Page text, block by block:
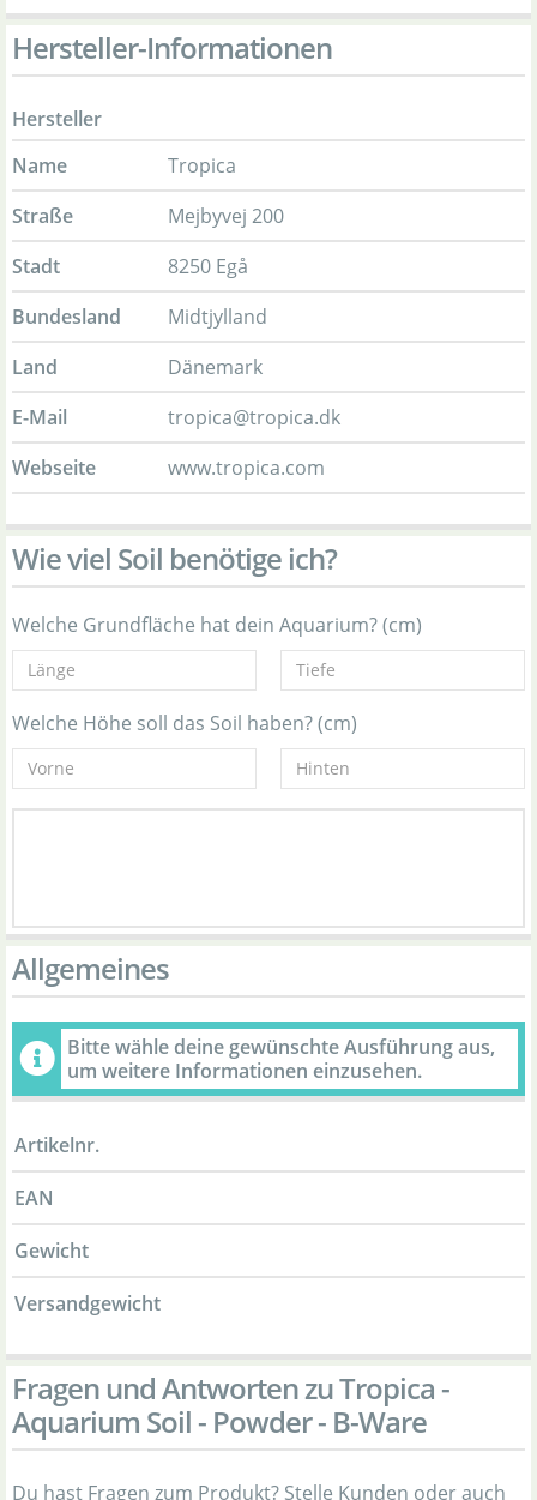
Hersteller-Informationen
Hersteller
Name
Tropica
Straße
Mejbyvej 200
Stadt
8250 Egå
Bundesland
Midtjylland
Land
Dänemark
E-Mail
tropica@tropica.dk
Webseite
www.tropica.com
Wie viel Soil benötige ich?
Welche Grundfläche hat dein Aquarium? (cm)
Welche Höhe soll das Soil haben? (cm)
Allgemeines
Bitte wähle deine gewünschte Ausführung aus,
um weitere Informationen einzusehen.
Artikelnr.
EAN
Gewicht
Versandgewicht
Fragen und Antworten zu Tropica -
Aquarium Soil - Powder - B-Ware
Du hast Fragen zum Produkt? Stelle Kunden oder auch